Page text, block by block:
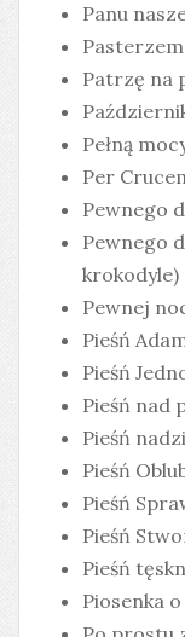
Panu
Patrzę na
Pełną
Per
Pewnego
Pewnego
krokodyle)
Pewnej
Pieśń
Pieśń
Pieśń nad
Pieśń
Pieśń
Pieśń
Pieśń
Pieśń
Piosenka